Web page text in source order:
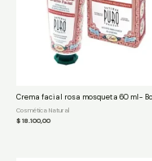
Crema facial rosa mosqueta 60 ml-
Cosmética Natural
$18.100,00